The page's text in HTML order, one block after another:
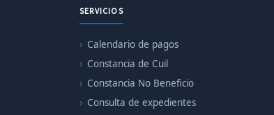
SERVICIOS
Calendario de pagos
Constancia de Cuil
Constancia No Beneficio
Consulta de expedientes